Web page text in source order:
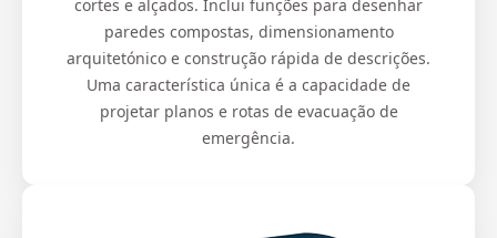
cortes e alçados. Inclui funções para desenhar
paredes compostas, dimensionamento
arquitetónico e construção rápida de descrições.
Uma característica única é a capacidade de
projetar planos e rotas de evacuação de
emergência.